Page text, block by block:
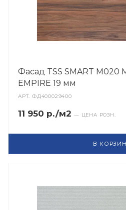
Фасад TSS SMART M020
EMPIRE 19 мм
АРТ.ФД400029400
11 950 р./м2 — ЦЕНА РОЗН.
В